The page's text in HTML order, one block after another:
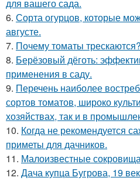
для вашего сада.
6. Сорта огурцов, которые
августе.
7. Почему томаты трескаются?
8. Берёзовый дёготь:
применения в саду.
9. Перечень наиболее
сортов томатов, широко
хозяйствах, так и в
10. Когда не рекомендуется
приметы для дачников.
11. Малоизвестные
12. Дача купца Бугрова, 19